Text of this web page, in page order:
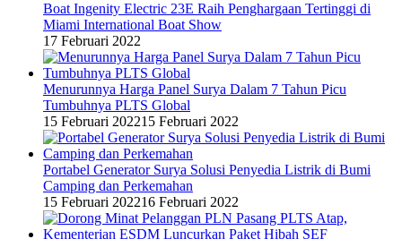
Boat Ingenity Electric 23E Raih Penghargaan Tertinggi di
Miami International Boat Show
17 Februari 2022
Menurunnya Harga Panel Surya Dalam 7 Tahun Picu
Tumbuhnya PLTS Global
15 Februari 202215 Februari 2022
Portabel Generator Surya Solusi Penyedia Listrik di Bumi
Camping dan Perkemahan
15 Februari 202216 Februari 2022